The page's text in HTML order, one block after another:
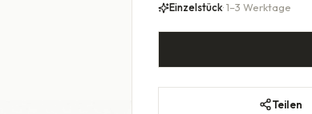
Einzelstück· 1–3 Werktage
Teilen